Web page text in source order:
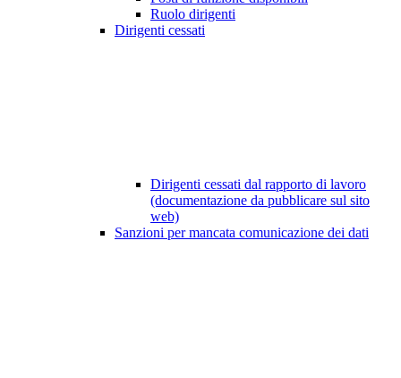
Ruolo dirigenti
Dirigenti cessati
Dirigenti cessati dal rapporto di lavoro
(documentazione da pubblicare sul sito
web)
Sanzioni per mancata comunicazione dei dati